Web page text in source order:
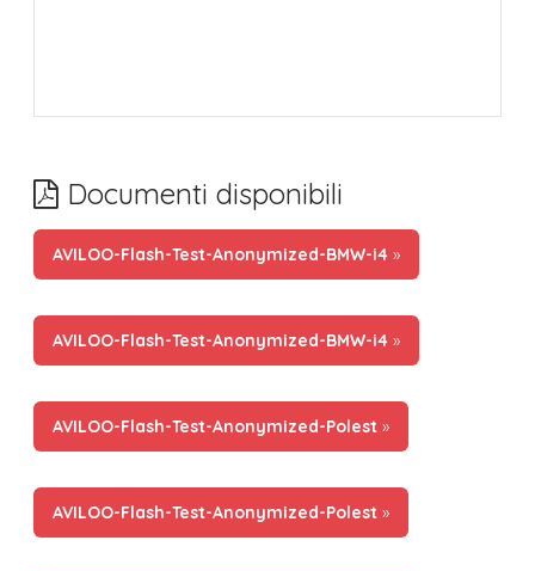
Documenti disponibili
AVILOO-Flash-Test-Anonymized-BMW-i4 »
AVILOO-Flash-Test-Anonymized-BMW-i4 »
AVILOO-Flash-Test-Anonymized-Polest »
AVILOO-Flash-Test-Anonymized-Polest »